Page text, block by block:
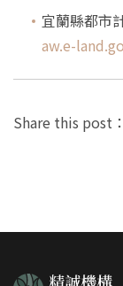
宜蘭縣都市
aw.e-
Share this post：